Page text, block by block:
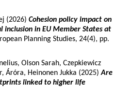
(2026) Cohesion policy impact on
inclusion in EU Member States at
Planning Studies, 24(4), pp.
Olson Sarah, Czepkiewicz
Áróra, Heinonen Jukka (2025)Are
linked to higher life